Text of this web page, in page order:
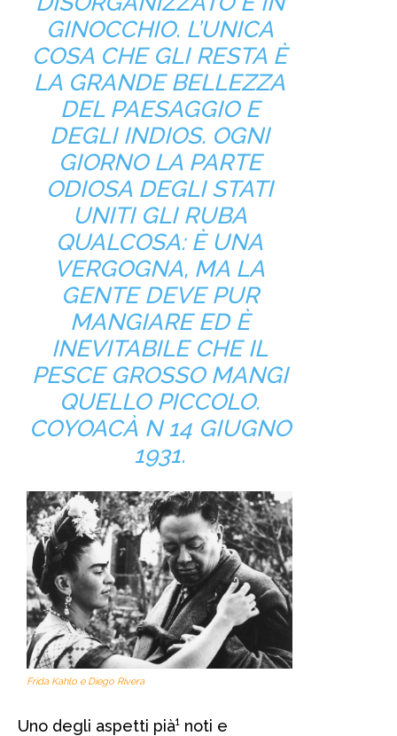
GINOCCHIO. L’UNICA
COSA CHE GLI RESTA È
LA GRANDE BELLEZZA
DEL PAESAGGIO E
DEGLI INDIOS. OGNI
GIORNO LA PARTE
ODIOSA DEGLI STATI
UNITI GLI RUBA
QUALCOSA: È UNA
VERGOGNA, MA LA
GENTE DEVE PUR
MANGIARE ED È
INEVITABILE CHE IL
PESCE GROSSO MANGI
QUELLO PICCOLO.
COYOACÀ N 14 GIUGNO
1931.
Frida Kahlo e Diego Rivera
Uno degli aspetti pià¹ noti e